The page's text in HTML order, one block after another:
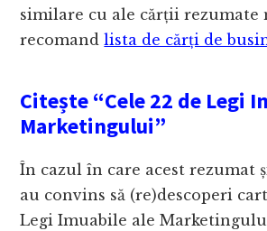
similare cu ale cărții rezumate
recomandlista de cărți de
Citește “Cele 22 de Legi
Marketingului”
În cazul în care acest rezumat
au convins să (re)descoperi
Legi Imuabile ale